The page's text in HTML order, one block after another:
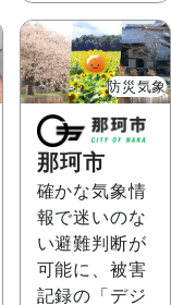
防災気象
那珂市
確かな気象情
報で迷いのな
い避難判断が
可能に、被害
記録の「デジ